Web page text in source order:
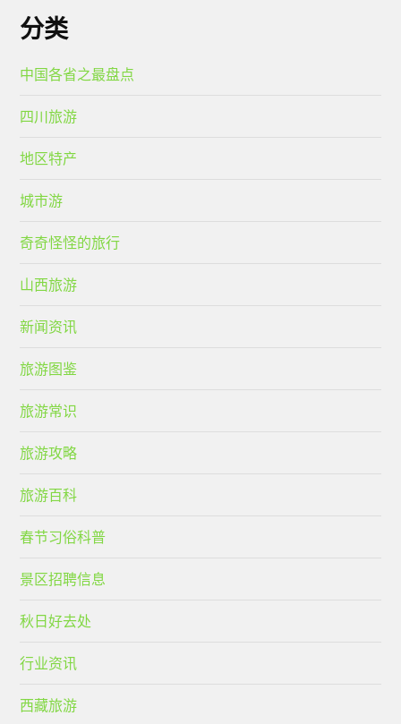
分类
中国各省之最盘点
四川旅游
地区特产
城市游
奇奇怪怪的旅行
山西旅游
新闻资讯
旅游图鉴
旅游常识
旅游攻略
旅游百科
春节习俗科普
景区招聘信息
秋日好去处
行业资讯
西藏旅游